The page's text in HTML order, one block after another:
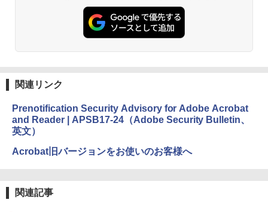
関連リンク
Prenotification Security Advisory for Adobe Acrobat
and Reader | APSB17-24（Adobe Security Bulletin、
英文）
Acrobat旧バージョンをお使いのお客様へ
関連記事